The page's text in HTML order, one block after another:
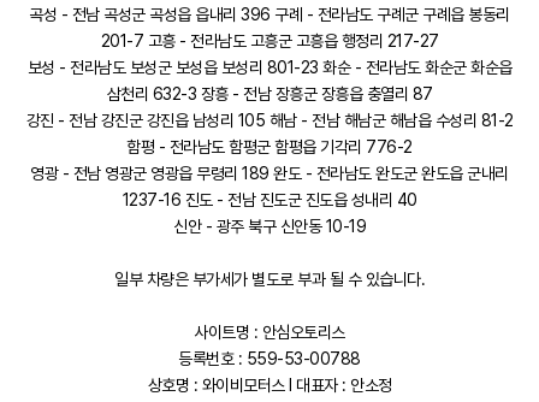
곡성 - 전남 곡성군 곡성읍 읍내리 396 구례 - 전라남도 구례군 구례읍 봉동리
201-7 고흥 - 전라남도 고흥군 고흥읍 행정리 217-27
보성 - 전라남도 보성군 보성읍 보성리 801-23 화순 - 전라남도 화순군 화순읍
삼천리 632-3 장흥 - 전남 장흥군 장흥읍 충열리 87
강진 - 전남 강진군 강진읍 남성리 105 해남 - 전남 해남군 해남읍 수성리 81-2
함평 - 전라남도 함평군 함평읍 기각리 776-2
영광 - 전남 영광군 영광읍 무령리 189 완도 - 전라남도 완도군 완도읍 군내리
1237-16 진도 - 전남 진도군 진도읍 성내리 40
신안 - 광주 북구 신안동 10-19
일부 차량은 부가세가 별도로 부과 될 수 있습니다.
사이트명 : 안심오토리스
등록번호 : 559-53-00788
상호명 : 와이비모터스 l 대표자 : 안소정